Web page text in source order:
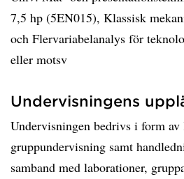
7,5 hp (5EN015), Klassisk
och Flervariabelanalys för
eller motsv
Undervisningens
Undervisningen bedrivs i form
gruppundervisning samt
samband med laborationer,